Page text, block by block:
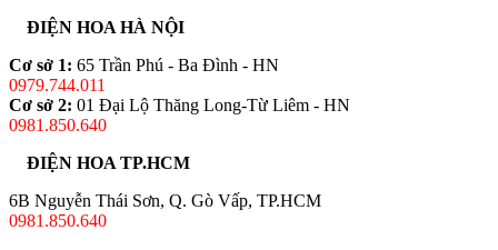
ĐIỆN HOA HÀ NỘI
Cơ sở 1: 65 Trần Phú - Ba Đình - HN
0979.744.011
Cơ sở 2: 01 Đại Lộ Thăng Long-Từ Liêm - HN
0981.850.640
ĐIỆN HOA TP.HCM
6B Nguyễn Thái Sơn, Q. Gò Vấp, TP.HCM
0981.850.640